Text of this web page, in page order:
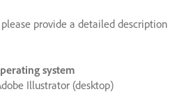
provide a detailed description
system
Illustrator (desktop)